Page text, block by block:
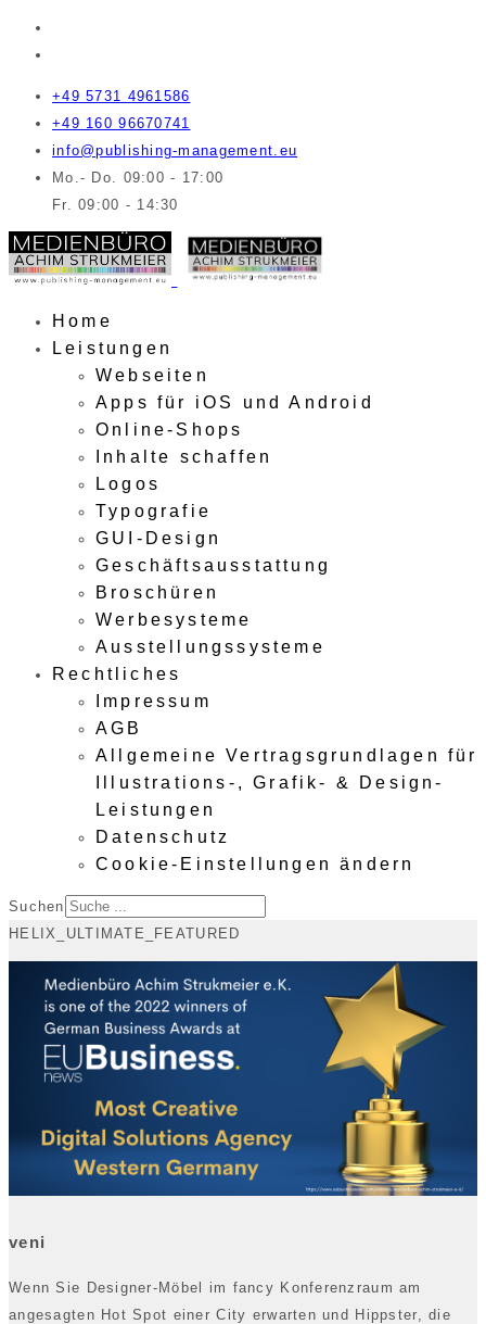
+49 5731 4961586
+49 160 96670741
info@publishing-management.eu
Mo.- Do. 09:00 - 17:00
Fr. 09:00 - 14:30
Home
Leistungen
Webseiten
Apps für iOS und Android
Online-Shops
Inhalte schaffen
Logos
Typografie
GUI-Design
Geschäftsausstattung
Broschüren
Werbesysteme
Ausstellungssysteme
Rechtliches
Impressum
AGB
Allgemeine Vertragsgrundlagen für
Illustrations-, Grafik- & Design-
Leistungen
Datenschutz
Cookie-Einstellungen ändern
Suchen
HELIX_ULTIMATE_FEATURED
veni
Wenn Sie Designer-Möbel im fancy Konferenzraum am
angesagten Hot Spot einer City erwarten und Hippster, die